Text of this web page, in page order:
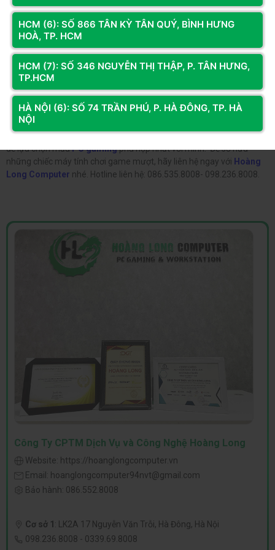
Trên đây là một số các
rất được yêu thích. Bạn có thể cân nhắc nguồn tài chính và nhu cầu
để lựa chọn mẫuPC gamingphù hợp nhất với mình. Để sở hữu
những chiếc máy tính chơi game mượt, hãy liên hệ ngay với Hoàng
Long Computer nhé. Hotline liên hệ: 086.535.8008- 098.236.8008.
Công Ty CPTM Dịch Vụ và Công Nghệ Hoàng Long
Website: https://hoanglongcomputer.vn
Email: hoanglongcomputer94nvt@gmail.com
Bảo hành: 086.552.8008
Cơ sở 1 : LK2A 17 Nguyễn Văn Trỗi, Hà Đông, Hà Nội
098.236.8008 - 0339.69.8008
HCM (6): SỐ 866 TÂN KỲ TÂN QUÝ, BÌNH HƯNG
HOÀ, TP. HCM
HCM (7): SỐ 346 NGUYỄN THỊ THẬP, P. TÂN HƯNG,
TP.HCM
HÀ NỘI (6): SỐ 74 TRẦN PHÚ, P. HÀ ĐÔNG, TP. HÀ
NỘI